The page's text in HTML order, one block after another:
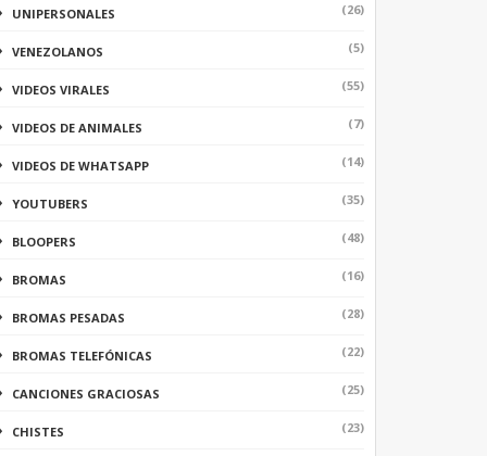
UNIPERSONALES (26)
VENEZOLANOS (5)
VIDEOS VIRALES (55)
VIDEOS DE ANIMALES (7)
VIDEOS DE WHATSAPP (14)
YOUTUBERS (35)
BLOOPERS (48)
BROMAS (16)
BROMAS PESADAS (28)
BROMAS TELEFÓNICAS (22)
CANCIONES GRACIOSAS (25)
CHISTES (23)